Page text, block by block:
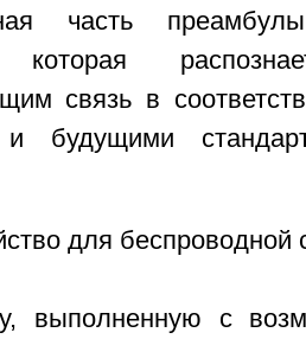
часть
связь в
будущими
для
выполненную с